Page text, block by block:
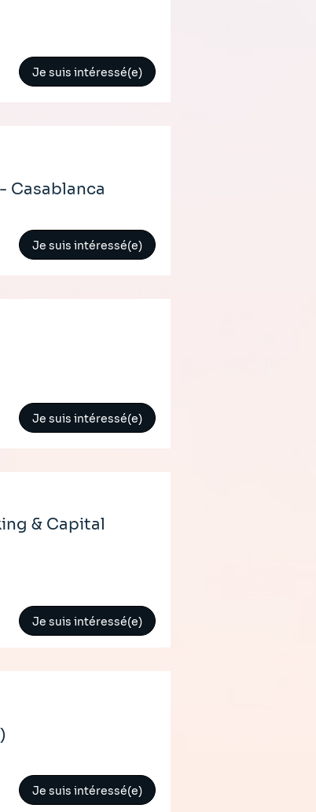
Je suis intéressé(e)
Casablanca
Je suis intéressé(e)
Je suis intéressé(e)
& Capital
Je suis intéressé(e)
Je suis intéressé(e)